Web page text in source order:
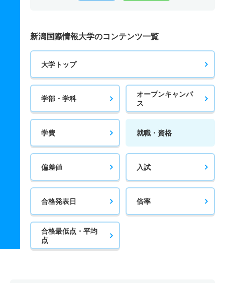
新潟国際情報大学のコンテンツ一覧
大学トップ
学部・学科
オープンキャンパ
ス
学費 就職・資格
偏差値 入試
合格発表日 倍率
合格最低点・平均
点